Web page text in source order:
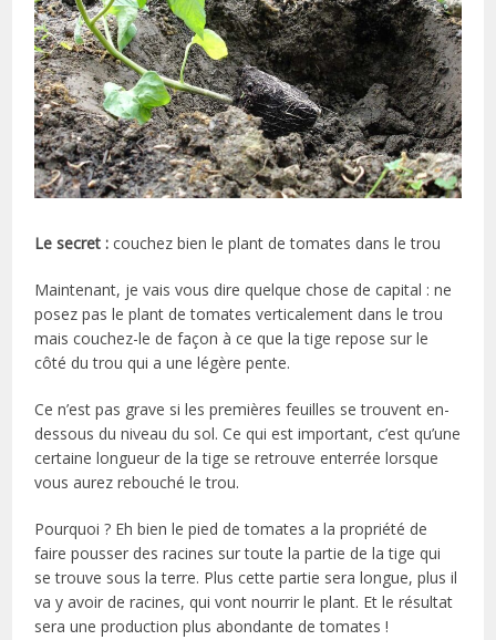
Le secret : couchez bien le plant de tomates dans le trou
Maintenant, je vais vous dire quelque chose de capital : ne
posez pas le plant de tomates verticalement dans le trou
mais couchez-le de façon à ce que la tige repose sur le
côté du trou qui a une légère pente.
Ce n’est pas grave si les premières feuilles se trouvent en-
dessous du niveau du sol. Ce qui est important, c’est qu’une
certaine longueur de la tige se retrouve enterrée lorsque
vous aurez rebouché le trou.
Pourquoi ? Eh bien le pied de tomates a la propriété de
faire pousser des racines sur toute la partie de la tige qui
se trouve sous la terre. Plus cette partie sera longue, plus il
va y avoir de racines, qui vont nourrir le plant. Et le résultat
sera une production plus abondante de tomates !